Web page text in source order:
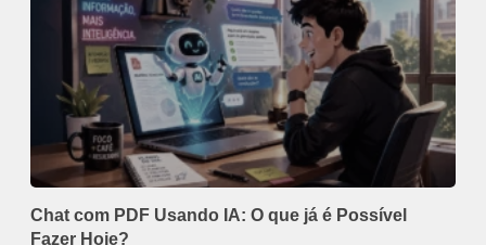
Chat com PDF Usando IA: O que já é Possível
Fazer Hoje?